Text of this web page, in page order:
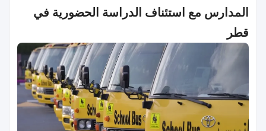
المدارس مع استئناف الدراسة الحضورية في
قطر